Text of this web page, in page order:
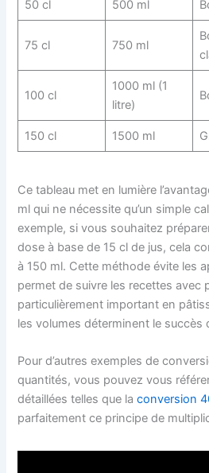
50 cl 500 ml
75 cl 750 ml
100 cl
1000 ml (1
litre)
150 cl 1500 ml
Ce tableau met en lumière
ml qui ne nécessite qu’un simple
exemple, si vous souhaitez
dose à base de 15 cl de jus, cela
à 150 ml. Cette méthode évite les
permet de suivre les recettes avec
particulièrement important en
les volumes déterminent le succès
Pour d’autres exemples de
quantités, vous pouvez vous
détaillées telles que laconversion
parfaitement ce principe de